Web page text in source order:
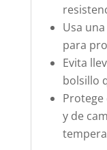
Usa
para
Evita
bolsillo
y de